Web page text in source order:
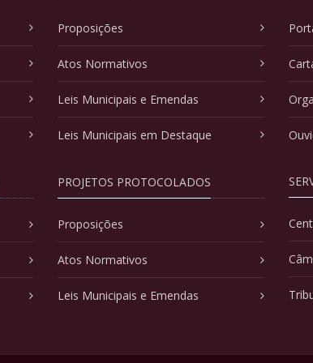
Proposições
Atos Normativos
Leis Municipais e Emendas
Leis Municipais em Destaque
PROJETOS PROTOCOLADOS
Proposições
Atos Normativos
Leis Municipais e Emendas